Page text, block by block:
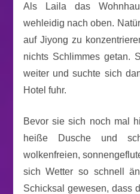
Als Laila das
wehleidig nach oben.
auf Jiyong zu
nichts Schlimmes getan.
weiter und suchte sich
Hotel fuhr.
Bevor sie sich noch mal
heiße Dusche und
wolkenfreien,
sich Wetter so schnell
Schicksal gewesen, dass